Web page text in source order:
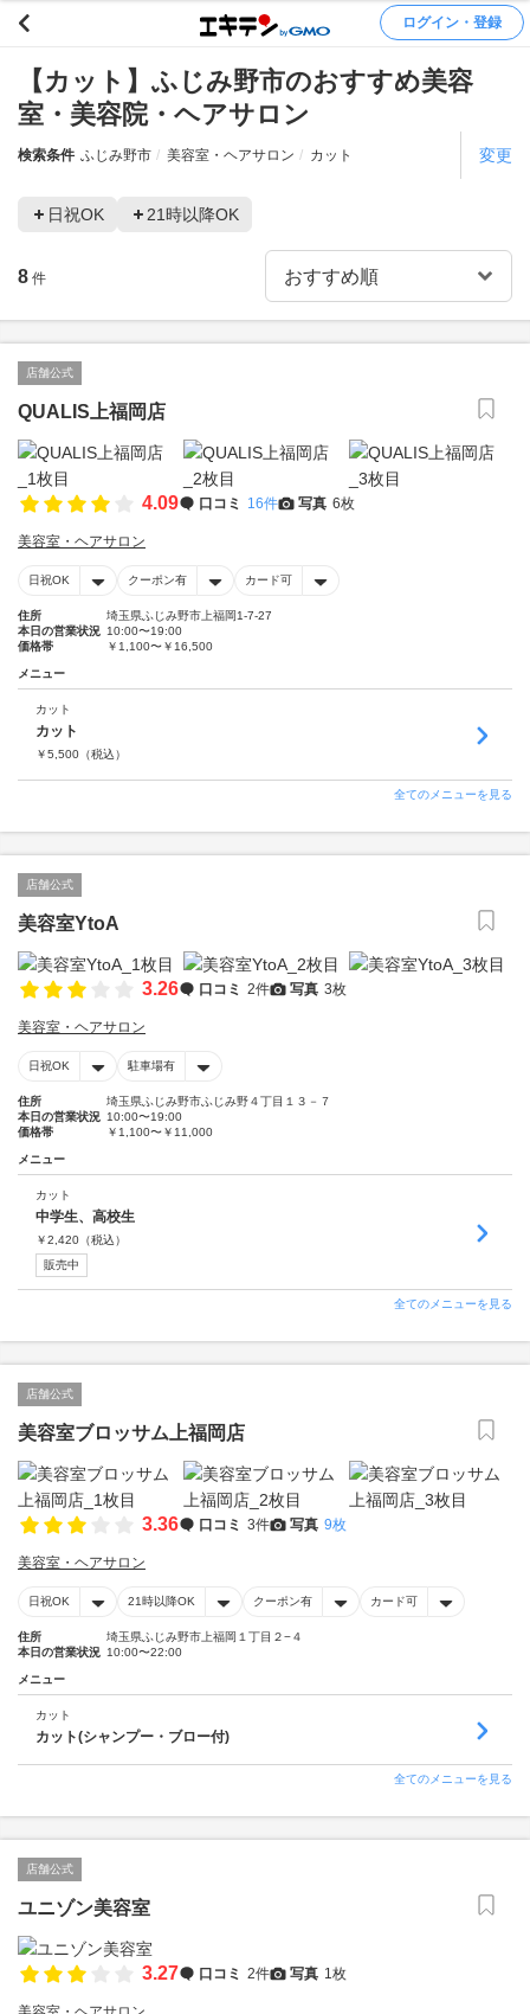
ログイン・登録
【カット】ふじみ野市のおすすめ美容
室・美容院・ヘアサロン
検索条件 ふじみ野市 美容室・ヘアサロン カット 変更
日祝OK 21時以降OK
8 件
店舗公式
QUALIS上福岡店
4.09 口コミ 16件 写真 6枚
美容室・ヘアサロン
日祝OK クーポン有 カード可
住所
埼玉県ふじみ野市上福岡1-7-27
本日の営業状況 10:00〜19:00
価格帯
￥1,100〜￥16,500
メニュー
カット
カット
￥5,500 （税込）
全てのメニューを見る
店舗公式
美容室YtoA
3.26 口コミ 2件 写真 3枚
美容室・ヘアサロン
日祝OK 駐車場有
住所
埼玉県ふじみ野市ふじみ野４丁目１３－７
本日の営業状況 10:00〜19:00
価格帯
￥1,100〜￥11,000
メニュー
カット
中学生、高校生
￥2,420 （税込）
販売中
全てのメニューを見る
店舗公式
美容室ブロッサム上福岡店
3.36 口コミ 3件 写真 9枚
美容室・ヘアサロン
日祝OK 21時以降OK クーポン有 カード可
住所
埼玉県ふじみ野市上福岡１丁目２−４
本日の営業状況 10:00〜22:00
メニュー
カット
カット(シャンプー・ブロー付)
全てのメニューを見る
店舗公式
ユニゾン美容室
3.27 口コミ 2件 写真 1枚